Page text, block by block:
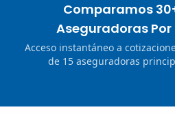
Comparamos
Aseguradoras Por
Acceso instantáneo a
de 15 aseguradoras